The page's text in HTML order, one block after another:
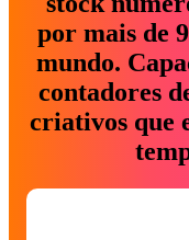
por mais de
mundo.
contadores
criativos que